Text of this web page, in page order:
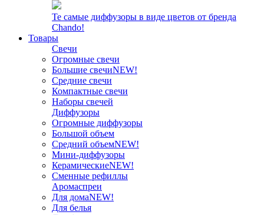
Те самые диффузоры в виде цветов от бренда
Chando!
Товары
Свечи
Огромные свечи
Большие свечиNEW!
Средние свечи
Компактные свечи
Наборы свечей
Диффузоры
Огромные диффузоры
Большой объем
Средний объемNEW!
Мини-диффузоры
КерамическиеNEW!
Сменные рефиллы
Аромаспреи
Для домаNEW!
Для белья